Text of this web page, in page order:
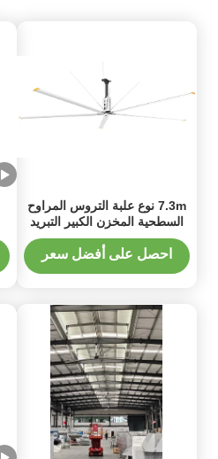
7.3m نوع علبة التروس المراوح
السطحية المخزن الكبير التبريد
القوي للمناطق الكبيرة
احصل على أفضل سعر